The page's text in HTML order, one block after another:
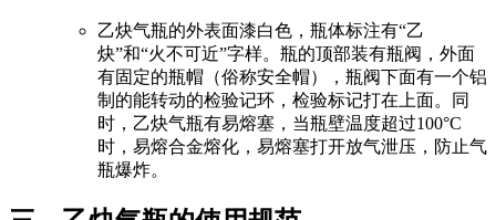
乙炔气瓶的外表面漆白色，瓶体标注有“乙
炔”和“火不可近”字样。瓶的顶部装有瓶阀，外面
有固定的瓶帽（俗称安全帽），瓶阀下面有一个铝
制的能转动的检验记环，检验标记打在上面。同
时，乙炔气瓶有易熔塞，当瓶壁温度超过100°C
时，易熔合金熔化，易熔塞打开放气泄压，防止气
瓶爆炸。